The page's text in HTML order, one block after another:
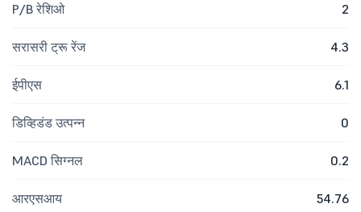
P/B रेशिओ 2
सरासरी ट्रू रेंज 4.3
ईपीएस 6.1
डिव्हिडंड उत्पन्न 0
MACD सिग्नल 0.2
आरएसआय 54.76